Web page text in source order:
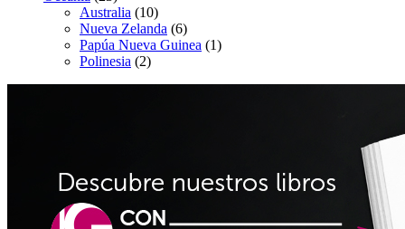
Australia (10)
Nueva Zelanda (6)
Papúa Nueva Guinea (1)
Polinesia (2)